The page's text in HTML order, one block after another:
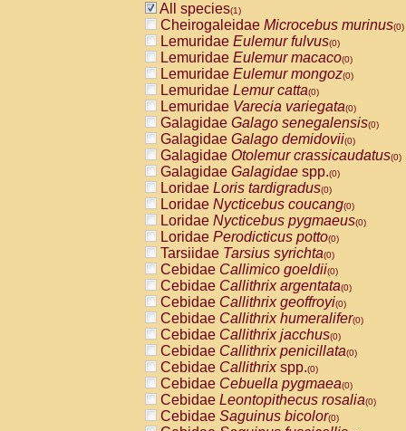
All species(1)
Cheirogaleidae Microcebus murinus(0)
Lemuridae Eulemur fulvus(0)
Lemuridae Eulemur macaco(0)
Lemuridae Eulemur mongoz(0)
Lemuridae Lemur catta(0)
Lemuridae Varecia variegata(0)
Galagidae Galago senegalensis(0)
Galagidae Galago demidovii(0)
Galagidae Otolemur crassicaudatus(0)
Galagidae Galagidae spp.(0)
Loridae Loris tardigradus(0)
Loridae Nycticebus coucang(0)
Loridae Nycticebus pygmaeus(0)
Loridae Perodicticus potto(0)
Tarsiidae Tarsius syrichta(0)
Cebidae Callimico goeldii(0)
Cebidae Callithrix argentata(0)
Cebidae Callithrix geoffroyi(0)
Cebidae Callithrix humeralifer(0)
Cebidae Callithrix jacchus(0)
Cebidae Callithrix penicillata(0)
Cebidae Callithrixspp.(0)
Cebidae Cebuella pygmaea(0)
Cebidae Leontopithecus rosalia(0)
Cebidae Saguinus bicolor(0)